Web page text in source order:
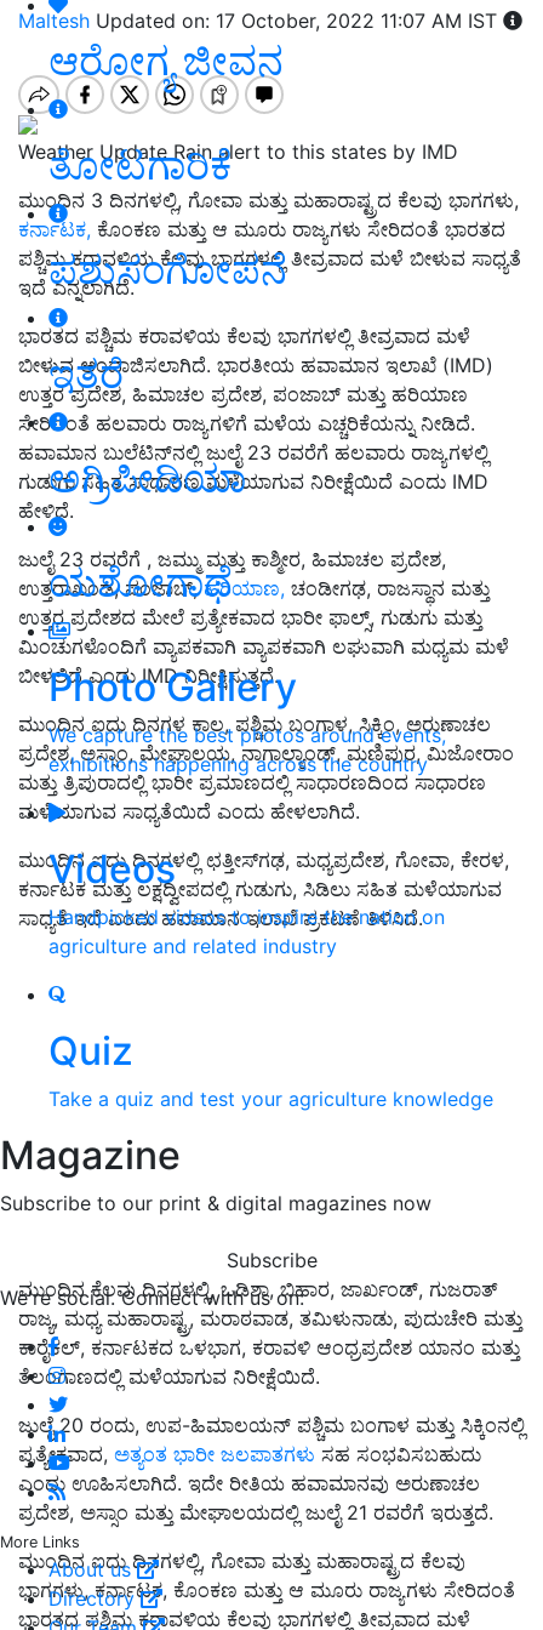
ಆರೋಗ್ಯ ಜೀವನ
ತೋಟಗಾರಿಕೆ
ಪಶುಸಂಗೋಪನೆ
ಇತರೆ
ಅಗ್ರಿಪೀಡಿಯಾ
ಯಶೋಗಾಥೆ
Photo Gallery
We capture the best photos around events,
exhibitions happening across the country
Videos
Handpicked videos to inspire the nation on
agriculture and related industry
Quiz
Take a quiz and test your agriculture knowledge
Magazine
Subscribe to our print & digital magazines now
Subscribe
We're social. Connect with us on:
More Links
About us
Directory
Maltesh Updated on: 17 October, 2022 11:07 AM IST
Weather Update Rain alert to this states by IMD
ಮುಂದಿನ 3 ದಿನಗಳಲ್ಲಿ, ಗೋವಾ ಮತ್ತು ಮಹಾರಾಷ್ಟ್ರದ ಕೆಲವು ಭಾಗಗಳು,
ಕರ್ನಾಟಕ, ಕೊಂಕಣ ಮತ್ತು ಆ ಮೂರು ರಾಜ್ಯಗಳು ಸೇರಿದಂತೆ ಭಾರತದ
ಪಶ್ಚಿಮ ಕರಾವಳಿಯ ಕೆಲವು ಭಾಗಗಳಲ್ಲಿ ತೀವ್ರವಾದ ಮಳೆ ಬೀಳುವ ಸಾಧ್ಯತೆ
ಇದೆ ಎನ್ನಲಾಗಿದೆ.
ಭಾರತದ ಪಶ್ಚಿಮ ಕರಾವಳಿಯ ಕೆಲವು ಭಾಗಗಳಲ್ಲಿ ತೀವ್ರವಾದ ಮಳೆ
ಬೀಳುವ ಅಂದಾಜಿಸಲಾಗಿದೆ. ಭಾರತೀಯ ಹವಾಮಾನ ಇಲಾಖೆ (IMD)
ಉತ್ತರ ಪ್ರದೇಶ, ಹಿಮಾಚಲ ಪ್ರದೇಶ, ಪಂಜಾಬ್ ಮತ್ತು ಹರಿಯಾಣ
ಸೇರಿದಂತೆ ಹಲವಾರು ರಾಜ್ಯಗಳಿಗೆ ಮಳೆಯ ಎಚ್ಚರಿಕೆಯನ್ನು ನೀಡಿದೆ.
ಹವಾಮಾನ ಬುಲೆಟಿನ್‌ನಲ್ಲಿ ಜುಲೈ 23 ರವರೆಗೆ ಹಲವಾರು ರಾಜ್ಯಗಳಲ್ಲಿ
ಗುಡುಗು ಸಹಿತ ಸಾಧಾರಣ ಮಳೆಯಾಗುವ ನಿರೀಕ್ಷೆಯಿದೆ ಎಂದು IMD
ಹೇಳಿದೆ.
ಜುಲೈ 23 ರವರೆಗೆ , ಜಮ್ಮು ಮತ್ತು ಕಾಶ್ಮೀರ, ಹಿಮಾಚಲ ಪ್ರದೇಶ,
ಉತ್ತರಾಖಂಡ, ಪಂಜಾಬ್,ಹರಿಯಾಣ, ಚಂಡೀಗಢ, ರಾಜಸ್ಥಾನ ಮತ್ತು
ಉತ್ತರ ಪ್ರದೇಶದ ಮೇಲೆ ಪ್ರತ್ಯೇಕವಾದ ಭಾರೀ ಫಾಲ್ಸ್, ಗುಡುಗು ಮತ್ತು
ಮಿಂಚುಗಳೊಂದಿಗೆ ವ್ಯಾಪಕವಾಗಿ ವ್ಯಾಪಕವಾಗಿ ಲಘುವಾಗಿ ಮಧ್ಯಮ ಮಳೆ
ಬೀಳಲಿದೆ ಎಂದು IMD ನಿರೀಕ್ಷಿಸುತ್ತದೆ.
ಮುಂದಿನ ಐದು ದಿನಗಳ ಕಾಲ, ಪಶ್ಚಿಮ ಬಂಗಾಳ, ಸಿಕ್ಕಿಂ, ಅರುಣಾಚಲ
ಪ್ರದೇಶ, ಅಸ್ಸಾಂ, ಮೇಘಾಲಯ, ನಾಗಾಲ್ಯಾಂಡ್, ಮಣಿಪುರ, ಮಿಜೋರಾಂ
ಮತ್ತು ತ್ರಿಪುರಾದಲ್ಲಿ ಭಾರೀ ಪ್ರಮಾಣದಲ್ಲಿ ಸಾಧಾರಣದಿಂದ ಸಾಧಾರಣ
ಮಳೆಯಾಗುವ ಸಾಧ್ಯತೆಯಿದೆ ಎಂದು ಹೇಳಲಾಗಿದೆ.
ಮುಂದಿನ ಐದು ದಿನಗಳಲ್ಲಿ ಛತ್ತೀಸ್‌ಗಢ, ಮಧ್ಯಪ್ರದೇಶ, ಗೋವಾ, ಕೇರಳ,
ಕರ್ನಾಟಕ ಮತ್ತು ಲಕ್ಷದ್ವೀಪದಲ್ಲಿ ಗುಡುಗು, ಸಿಡಿಲು ಸಹಿತ ಮಳೆಯಾಗುವ
ಸಾಧ್ಯತೆ ಇದೆ ಎಂದು ಹವಾಮಾನ ಇಲಾಖೆ ಪ್ರಕಟಣೆ ತಿಳಿಸಿದೆ.
ಮುಂದಿನ ಕೆಲವು ದಿನಗಳಲ್ಲಿ, ಒಡಿಶಾ, ಬಿಹಾರ, ಜಾರ್ಖಂಡ್, ಗುಜರಾತ್
ರಾಜ್ಯ, ಮಧ್ಯ ಮಹಾರಾಷ್ಟ್ರ, ಮರಾಠವಾಡ, ತಮಿಳುನಾಡು, ಪುದುಚೇರಿ ಮತ್ತು
ಕಾರೈಕಲ್, ಕರ್ನಾಟಕದ ಒಳಭಾಗ, ಕರಾವಳಿ ಆಂಧ್ರಪ್ರದೇಶ ಯಾನಂ ಮತ್ತು
ತೆಲಂಗಾಣದಲ್ಲಿ ಮಳೆಯಾಗುವ ನಿರೀಕ್ಷೆಯಿದೆ.
ಜುಲೈ 20 ರಂದು, ಉಪ-ಹಿಮಾಲಯನ್ ಪಶ್ಚಿಮ ಬಂಗಾಳ ಮತ್ತು ಸಿಕ್ಕಿಂನಲ್ಲಿ
ಪ್ರತ್ಯೇಕವಾದ, ಅತ್ಯಂತ ಭಾರೀ ಜಲಪಾತಗಳು ಸಹ ಸಂಭವಿಸಬಹುದು
ಎಂದು ಊಹಿಸಲಾಗಿದೆ. ಇದೇ ರೀತಿಯ ಹವಾಮಾನವು ಅರುಣಾಚಲ
ಪ್ರದೇಶ, ಅಸ್ಸಾಂ ಮತ್ತು ಮೇಘಾಲಯದಲ್ಲಿ ಜುಲೈ 21 ರವರೆಗೆ ಇರುತ್ತದೆ.
ಮುಂದಿನ ಐದು ದಿನಗಳಲ್ಲಿ, ಗೋವಾ ಮತ್ತು ಮಹಾರಾಷ್ಟ್ರದ ಕೆಲವು
ಭಾಗಗಳು, ಕರ್ನಾಟಕ, ಕೊಂಕಣ ಮತ್ತು ಆ ಮೂರು ರಾಜ್ಯಗಳು ಸೇರಿದಂತೆ
ಭಾರತದ ಪಶ್ಚಿಮ ಕರಾವಳಿಯ ಕೆಲವು ಭಾಗಗಳಲ್ಲಿ ತೀವ್ರವಾದ ಮಳೆ